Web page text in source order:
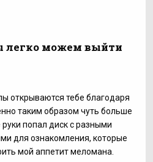
легко можем выйти
открываются тебе благодаря
таким образом чуть больше
попал диск с разными
для ознакомления, которые
мой аппетит меломана.